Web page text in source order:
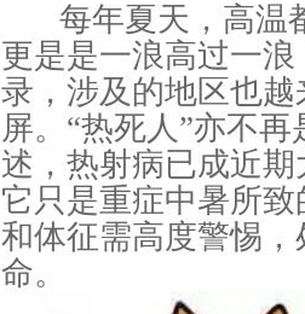
每年夏天，高温
更是是一浪高过一
录，涉及的地区也
屏。“热死人”亦不
述，热射病已成近
它只是重症中暑所
和体征需高度警惕
命。